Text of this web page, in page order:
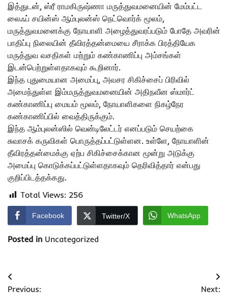
இத்துடன், ஸ்ரீ ராமகிருஷ்ணா மருத்துவமனையின் மேம்பட்ட
லைஃப் சயின்ஸ் ஆம்புலன்ஸ் நெட்வொர்க் மூலம்,
மருத்துவமனைக்கு நோயாளி அழைத்துவரப்படும் போதே அவரின்
பாதிப்பு நிலையின் தீவிரத்தன்மையை சீராக்க பிரத்தியேக
மருத்துவ வசதிகள் மற்றும் கண்காணிப்பு அம்சங்கள்
இடன்பெற்றுள்ளதாகவும் கூறினார்.
இந்த புதுமையான அமைப்பு, அவசர சிகிச்சைப் பிரிவில்
அமைந்துள்ள இம்மருத்துவமனையின் அதிநவீன ஸ்மார்ட்
கண்காணிப்பு மையம் மூலம், நோயாளிகளை நிகழ்நேர
கண்காணிப்பில் வைத்திருக்கும்.
இந்த ஆம்புலன்ஸில் வென்டிலேட்டர் எனப்படும் செயற்கை
சுவாசக் கருவிகள் பொருத்தப்பட்டுள்ளன. உள்ளே, நோயாளின்
தீவிரத்தன்மைக்கு ஏற்ப சிகிச்சைக்கான மூன்று அடுக்கு
அமைப்பு கொடுக்கப்பட்டுள்ளதாகவும் தெரிவித்தார் என்பது
குறிப்பிடத்தக்கது.
Total Views: 256
Facebook Twitter/X WhatsApp
Posted in Uncategorized
Post
Previous:
Next: